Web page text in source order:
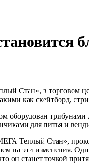
Стан», в торговом
оборудован
Теплый Стан»,
на эти изменения.